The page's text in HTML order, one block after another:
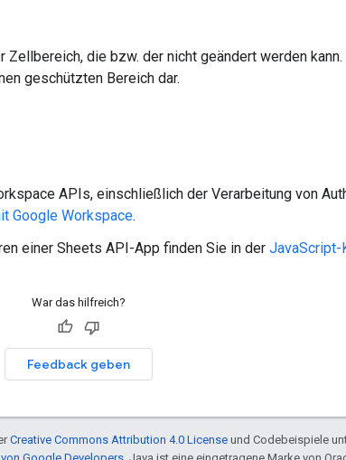
die bzw. der nicht geändert werden kann.
geschützten Bereich dar.
APIs, einschließlich der Verarbeitung von
Google Workspace.
einer Sheets API-App finden Sie in der JavaScript-
War das hilfreich?
Feedback geben
Creative Commons Attribution 4.0 License und Codebeispiele